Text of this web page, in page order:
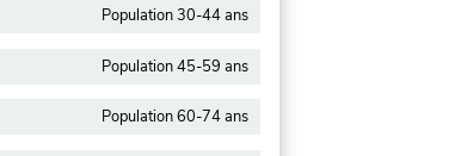
Population 30-44 ans
Population 45-59 ans
Population 60-74 ans